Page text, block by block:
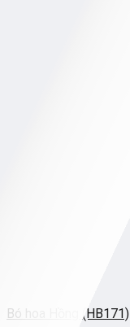
Bó hoa Hồng (HB171)